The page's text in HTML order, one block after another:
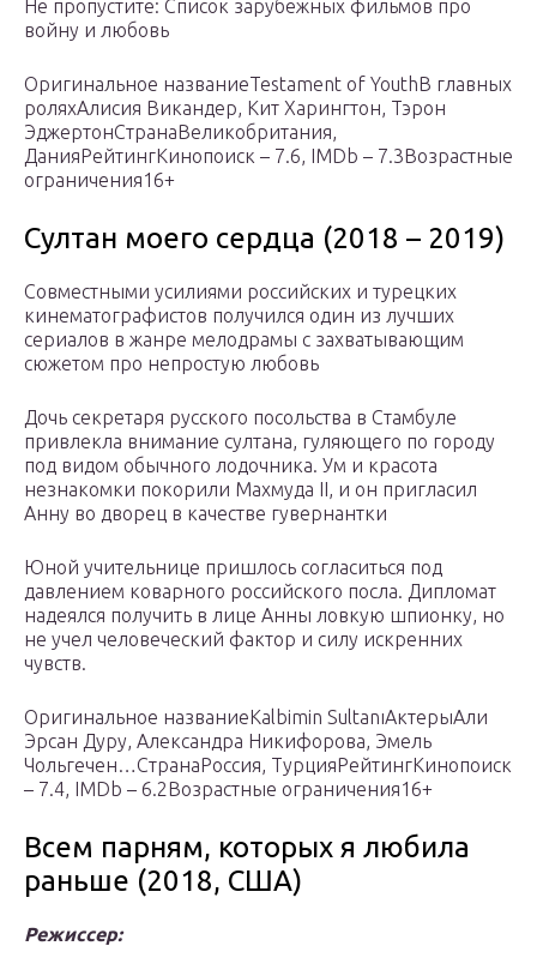
Не пропустите: Список зарубежных фильмов про
войну и любовь
Оригинальное названиеTestament of YouthВ главных
роляхАлисия Викандер, Кит Харингтон, Тэрон
ЭджертонСтранаВеликобритания,
ДанияРейтингКинопоиск – 7.6, IMDb – 7.3Возрастные
ограничения16+
Султан моего сердца (2018 – 2019)
Совместными усилиями российских и турецких
кинематографистов получился один из лучших
сериалов в жанре мелодрамы с захватывающим
сюжетом про непростую любовь
Дочь секретаря русского посольства в Стамбуле
привлекла внимание султана, гуляющего по городу
под видом обычного лодочника. Ум и красота
незнакомки покорили Махмуда II, и он пригласил
Анну во дворец в качестве гувернантки
Юной учительнице пришлось согласиться под
давлением коварного российского посла. Дипломат
надеялся получить в лице Анны ловкую шпионку, но
не учел человеческий фактор и силу искренних
чувств.
Оригинальное названиеKalbimin SultanıАктерыАли
Эрсан Дуру, Александра Никифорова, Эмель
Чольгечен…СтранаРоссия, ТурцияРейтингКинопоиск
– 7.4, IMDb – 6.2Возрастные ограничения16+
Всем парням, которых я любила
раньше (2018, США)
Режиссер: